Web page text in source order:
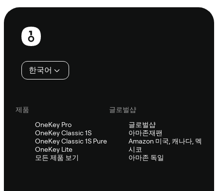
보
한국어
제품
OneKey Pro
OneKey Classic 1S
OneKey Classic 1S Pure
OneKey Lite
모든 제품 보기
글로벌샵
글로벌샵
아마존재팬
Amazon 미국, 캐나다, 멕
시코
아마존 독일